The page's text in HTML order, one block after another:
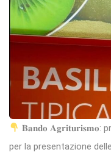
𝐁𝐚𝐧𝐝𝐨 𝐀𝐠𝐫𝐢𝐭𝐮𝐫𝐢𝐬𝐦𝐨:
per la presentazione